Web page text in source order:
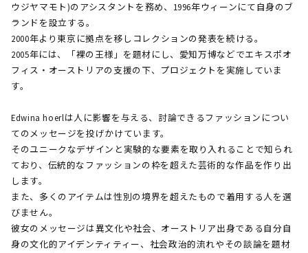
ウジヤマモト)のアシスタントを務め、1996年ウィーンにて自身のブ
ランドを設立する。
2000年より東京に拠点を移しコレクションの発表を続ける。
2005年には、「裸の王様」を題材にし、愛知万博などでエキスポオ
フィス・オーストリアの支援の下、プロジェクトを実施していま
す。
Edwina hoerlは人に影響を与える、討論できるファッションについ
てのメッセージを投げかけています。
そのユニークなデザインと実験的な要素を取り入れることで知られ
ており、伝統的なファッションの枠を超えた芸術的な作品を作り出
します。
また、多くのアイテムは性別の境界を超えたもので着用する人を選
びません。
彼女のメッセージは異文化や社会、オーストリア出身である自分自
身の文化的アイデンティティー、社会政治的流れやその談論を題材